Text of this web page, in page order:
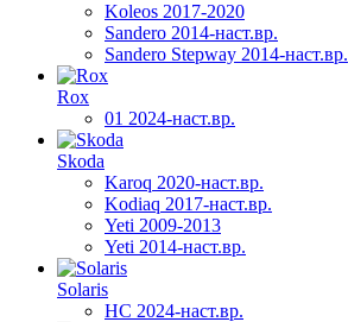
Koleos 2017-2020
Sandero 2014-наст.вр.
Sandero Stepway 2014-наст.вр.
Rox
01 2024-наст.вр.
Skoda
Karoq 2020-наст.вр.
Kodiaq 2017-наст.вр.
Yeti 2009-2013
Yeti 2014-наст.вр.
Solaris
HC 2024-наст.вр.